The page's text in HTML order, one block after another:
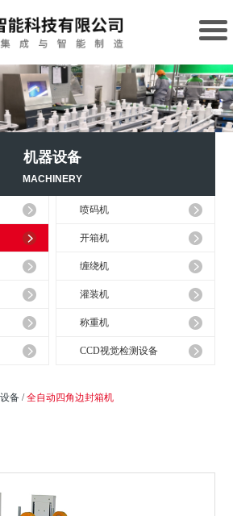
机器设备
MACHINERY
喷码机
开箱机
缠绕机
灌装机
称重机
CCD视觉检测设备
备 /全自动四角边封箱机